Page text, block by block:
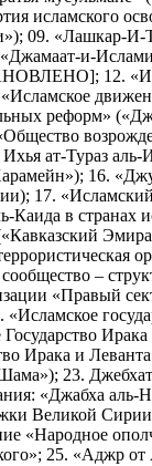
исламского
09. «Лашкар-И-
и-
12.
реформ»
ат-Тураз
16.
17.
Каида в странах
–
«Правый
Государство
Ирака и
23.
«Джабха аль-
Великой
«Народное
25. «Аджр от